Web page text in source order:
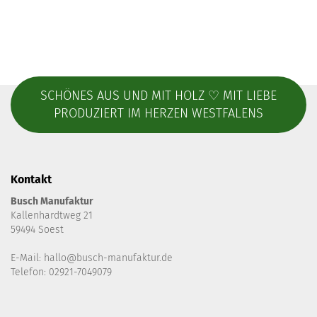
SCHÖNES AUS UND MIT HOLZ ♡ MIT LIEBE
PRODUZIERT IM HERZEN WESTFALENS
Kontakt
Busch Manufaktur
Kallenhardtweg 21
59494 Soest
E-Mail: hallo@busch-manufaktur.de
Telefon: 02921-7049079